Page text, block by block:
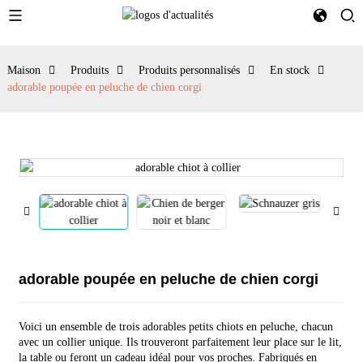
Maison Produits Produits personnalisés
En stock
adorable poupée en peluche de chien corgi
adorable poupée en peluche de chien corgi
Voici un ensemble de trois adorables petits chiots en peluche, chacun
avec un collier unique. Ils trouveront parfaitement leur place sur le lit,
la table ou feront un cadeau idéal pour vos proches. Fabriqués en